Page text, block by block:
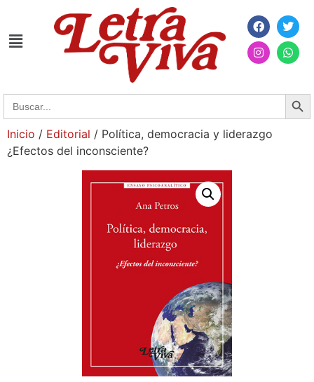
Search
for:
Inicio / Editorial / Política, democracia y liderazgo
¿Efectos del inconsciente?